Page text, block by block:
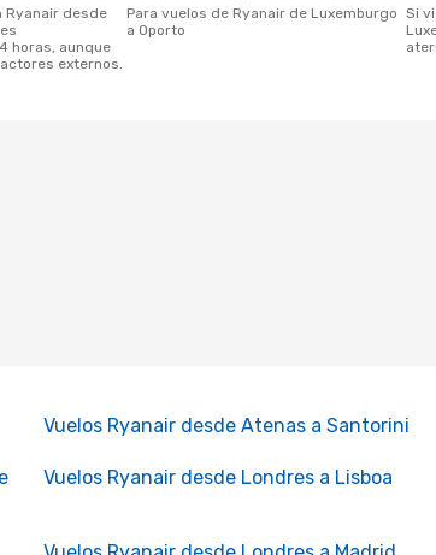
horas, aunque
externos.
Para vuelos de Ryanair de Luxemburgo
a Oporto
Si viajas con Ryanair desde
Vuelos Ryanair desde Atenas a Santorini
Vuelos Ryanair desde Londres a Lisboa